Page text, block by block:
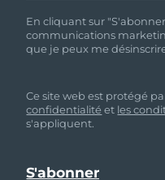
En cliquant sur
communications
que je peux me
Ce site web est protégé
confidentialité et les
s'appliquent.